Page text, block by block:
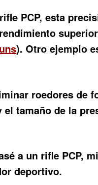
PCP, esta
). Otro ejemplo
roedores de
tamaño de la
a un rifle PCP,
deportivo.